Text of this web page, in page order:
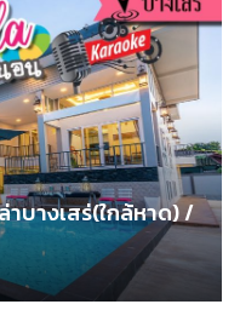
บางเสร่(ใกล้หาด) /